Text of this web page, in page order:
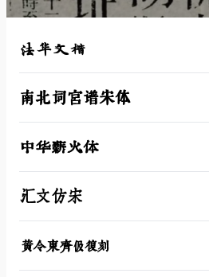
法华文楷
南北词宫谱宋体
中华薪火体
汇文仿宋
黄令东齐伋复刻